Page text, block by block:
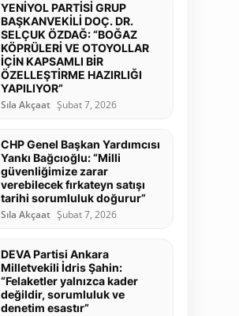
YENİYOL PARTİSİ GRUP
BAŞKANVEKİLİ DOÇ. DR.
SELÇUK ÖZDAĞ: “BOĞAZ
KÖPRÜLERİ VE OTOYOLLAR
İÇİN KAPSAMLI BİR
ÖZELLEŞTİRME HAZIRLIĞI
YAPILIYOR”
Sıla Akçaat Şubat 7, 2026
CHP Genel Başkan Yardımcısı
Yankı Bağcıoğlu: “Milli
güvenliğimize zarar
verebilecek fırkateyn satışı
tarihi sorumluluk doğurur”
Sıla Akçaat Şubat 7, 2026
DEVA Partisi Ankara
Milletvekili İdris Şahin:
“Felaketler yalnızca kader
değildir, sorumluluk ve
denetim esastır”